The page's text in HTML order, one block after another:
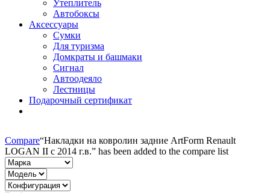
Утеплитель
Автобоксы
Аксессуары
Сумки
Для туризма
Домкраты и башмаки
Сигнал
Автоодеяло
Лестницы
Подарочный сертификат
Compare“Накладки на ковролин задние ArtForm Renault
LOGAN II с 2014 г.в.” has been added to the compare list